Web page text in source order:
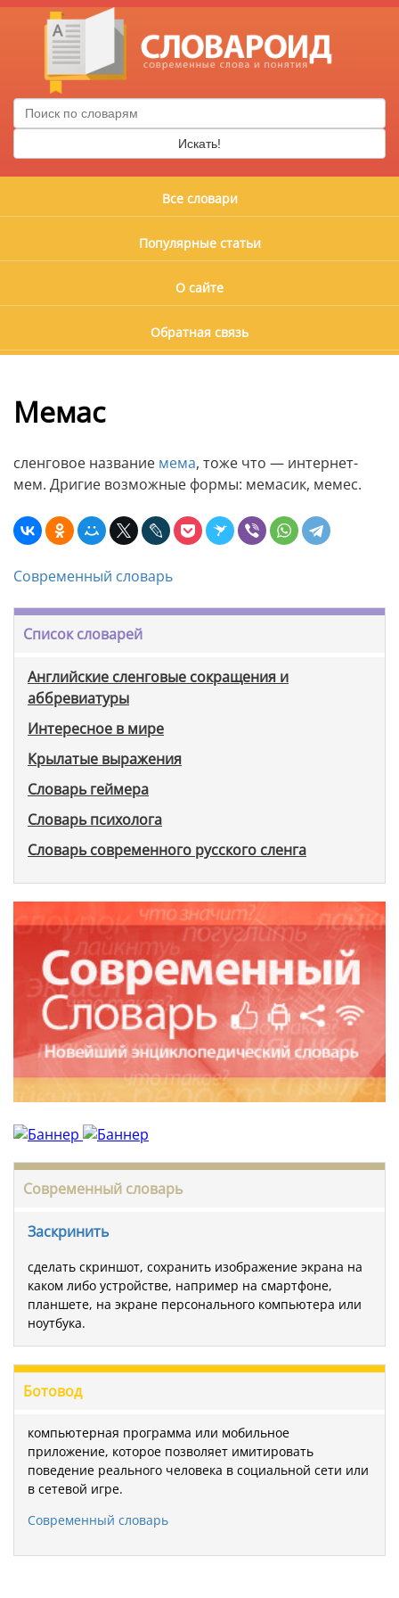
Искать!
Все словари
Популярные статьи
О сайте
Обратная связь
Мемас
сленговое название мема, тоже что — интернет-
мем. Дригие возможные формы: мемасик, мемес.
Современный словарь
Список словарей
Английские сленговые сокращения и
аббревиатуры
Интересное в мире
Крылатые выражения
Словарь геймера
Словарь психолога
Словарь современного русского сленга
Современный словарь
Заскринить
сделать скриншот, сохранить изображение экрана на
каком либо устройстве, например на смартфоне,
планшете, на экране персонального компьютера или
ноутбука.
Ботовод
компьютерная программа или мобильное
приложение, которое позволяет имитировать
поведение реального человека в социальной сети или
в сетевой игре.
Современный словарь